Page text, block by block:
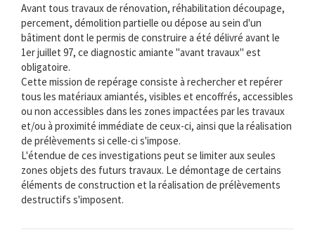
Avant tous travaux de rénovation, réhabilitation découpage,
percement, démolition partielle ou dépose au sein d'un
bâtiment dont le permis de construire a été délivré avant le
1er juillet 97, ce diagnostic amiante "avant travaux" est
obligatoire.
Cette mission de repérage consiste à rechercher et repérer
tous les matériaux amiantés, visibles et encoffrés, accessibles
ou non accessibles dans les zones impactées par les travaux
et/ou à proximité immédiate de ceux-ci, ainsi que la réalisation
de prélèvements si celle-ci s'impose.
L'étendue de ces investigations peut se limiter aux seules
zones objets des futurs travaux. Le démontage de certains
éléments de construction et la réalisation de prélèvements
destructifs s'imposent.